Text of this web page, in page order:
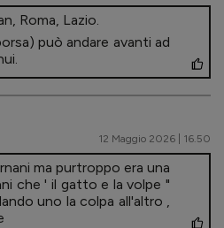
Roma, Lazio.
può andare avanti ad
12 Maggio 2026 | 16.50
ma purtroppo era una
che ' il gatto e la volpe "
uno la colpa all'altro ,